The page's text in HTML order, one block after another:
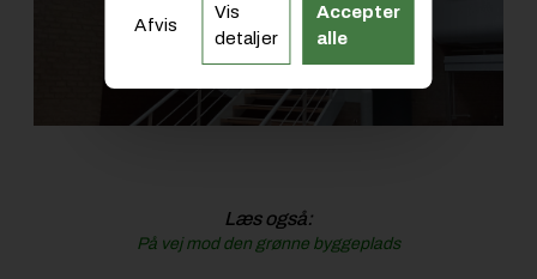
Læs også:
På vej mod den grønne byggeplads
Afvis
Vis
detaljer
Accepter
alle